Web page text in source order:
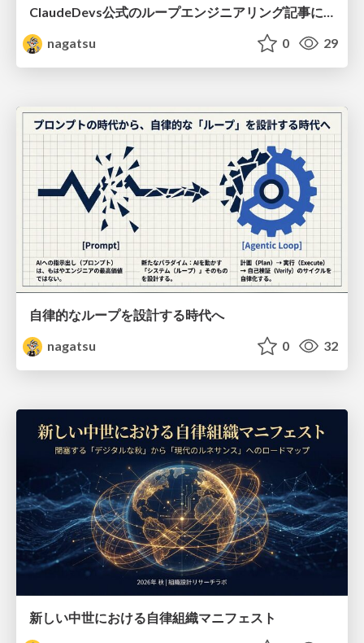
nagatsu
0 29
自律的なループを設計する時代へ
nagatsu
0 32
新しい中世における自律組織マニフェスト